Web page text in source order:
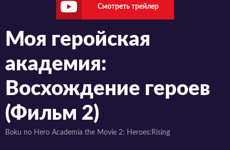
Смотреть трейлер
Моя геройская
академия:
Восхождение героев
(Фильм 2)
Boku no Hero Academia the Movie 2: Heroes:Rising